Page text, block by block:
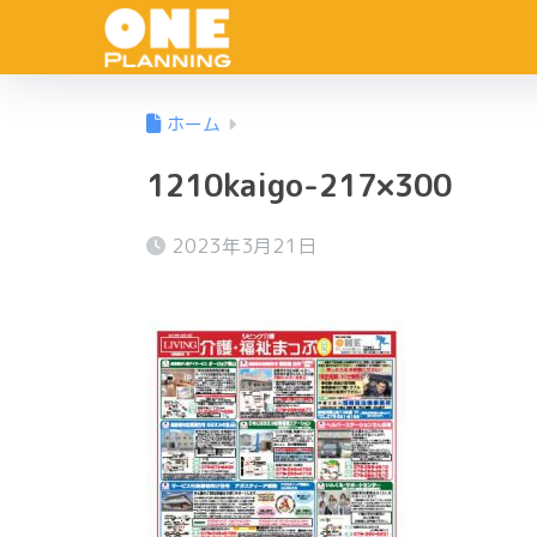
ホーム
1210kaigo-217×300
2023年3月21日